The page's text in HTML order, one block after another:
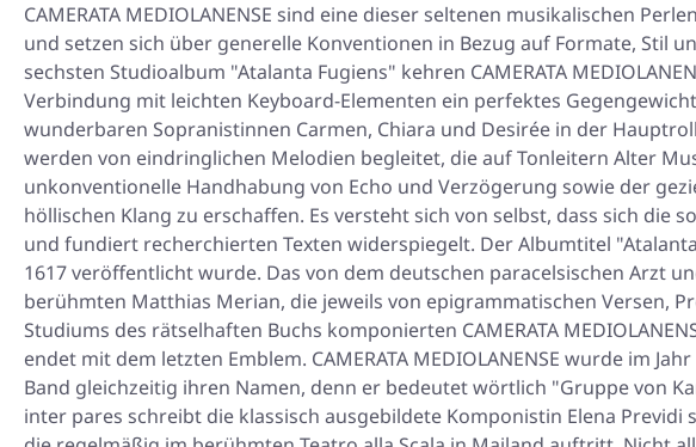
CAMERATA MEDIOLANENSE sind eine dieser seltenen musikalischen
und setzen sich über generelle Konventionen in Bezug auf Formate,
sechsten Studioalbum "Atalanta Fugiens" kehren CAMERATA
Verbindung mit leichten Keyboard-Elementen ein perfektes
wunderbaren Sopranistinnen Carmen, Chiara und Desirée in der
werden von eindringlichen Melodien begleitet, die auf Tonleitern Alter
unkonventionelle Handhabung von Echo und Verzögerung sowie der
höllischen Klang zu erschaffen. Es versteht sich von selbst, dass sich
und fundiert recherchierten Texten widerspiegelt. Der Albumtitel
1617 veröffentlicht wurde. Das von dem deutschen paracelsischen Arzt
berühmten Matthias Merian, die jeweils von epigrammatischen Versen,
Studiums des rätselhaften Buchs komponierten CAMERATA
endet mit dem letzten Emblem. CAMERATA MEDIOLANENSE wurde im
Band gleichzeitig ihren Namen, denn er bedeutet wörtlich "Gruppe von
inter pares schreibt die klassisch ausgebildete Komponistin Elena